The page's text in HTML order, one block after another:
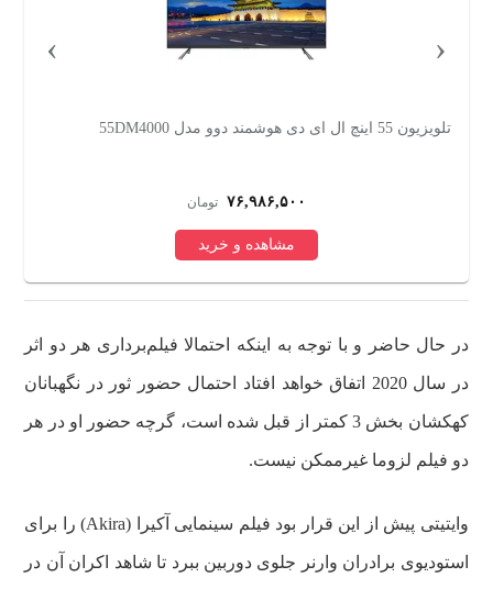
تلویزیون 55 اینچ ال ای دی هوشمند دوو مدل 55DM4000
۷۶,۹۸۶,۵۰۰ تومان
مشاهده و خرید
‹
›
در حال حاضر و با توجه به اینکه احتمالا فیلم‌برداری هر دو اثر
در سال 2020 اتفاق خواهد افتاد احتمال حضور ثور در نگهبانان
کهکشان بخش 3 کمتر از قبل شده است، گرچه حضور او در هر
دو فیلم لزوما غیرممکن نیست.
وایتیتی پیش از این قرار بود فیلم سینمایی آکیرا (Akira) را برای
استودیوی برادران وارنر جلوی دوربین ببرد تا شاهد اکران آن در